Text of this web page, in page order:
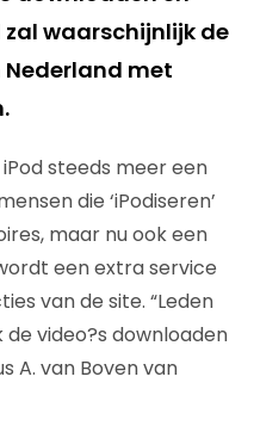
waarschijnlijk de
met
steeds meer een
die ‘iPodiseren’
maar nu ook een
een extra service
van de site. “Leden
video?s downloaden
A. van Boven van